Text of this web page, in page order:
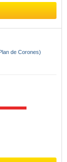
de Corones)